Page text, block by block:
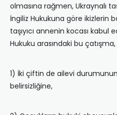
olmasına rağmen, Ukraynalı
İngiliz Hukukuna göre ikizlerin
taşıyıcı annenin kocası kabul
Hukuku arasındaki bu çatışma,
1) İki çiftin de ailevi
belirsizliğine,